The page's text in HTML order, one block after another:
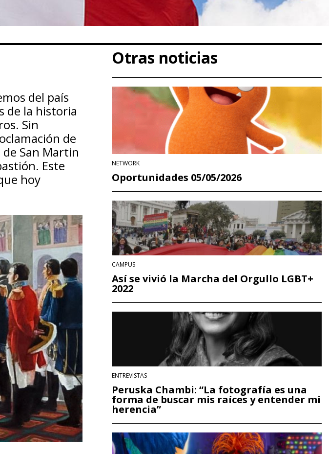
del país
de la historia
Sin
de
San Martin
Este
hoy
Otras noticias
NETWORK
Oportunidades 05/05/2026
CAMPUS
Así se vivió la Marcha del Orgullo LGBT+
2022
ENTREVISTAS
Peruska Chambi: “La fotografía es una
forma de buscar mis raíces y entender mi
herencia”